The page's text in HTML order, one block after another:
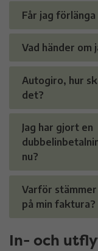
Får jag
Vad händer om
Autogiro, hur
det?
Jag har gjort en
nu?
Varför
på min faktura?
In- och